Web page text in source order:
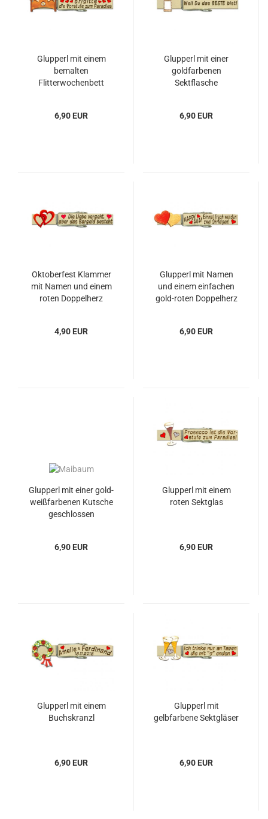
Glupperl mit einem
bemalten
Flitterwochenbett
6,90 EUR
Glupperl mit einer
goldfarbenen
Sektflasche
6,90 EUR
Oktoberfest Klammer
mit Namen und einem
roten Doppelherz
4,90 EUR
Glupperl mit Namen
und einem einfachen
gold-roten Doppelherz
6,90 EUR
Glupperl mit einer gold-
weißfarbenen Kutsche
geschlossen
6,90 EUR
Glupperl mit einem
roten Sektglas
6,90 EUR
Glupperl mit einem
Buchskranzl
6,90 EUR
Glupperl mit
gelbfarbene Sektgläser
6,90 EUR